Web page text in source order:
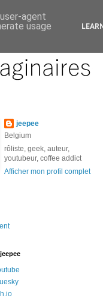
jeepee
Belgium
rôliste, geek, auteur,
youtubeur, coffee addict
Afficher mon profil complet
agent
usage